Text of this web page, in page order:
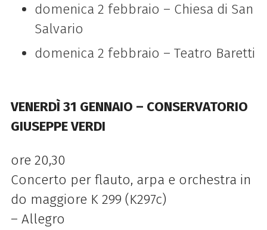
domenica 2 febbraio – Chiesa di San
Salvario
domenica 2 febbraio – Teatro Baretti
VENERDÌ 31 GENNAIO – CONSERVATORIO
GIUSEPPE VERDI
ore 20,30
Concerto per flauto, arpa e orchestra in
do maggiore K 299 (K297c)
– Allegro